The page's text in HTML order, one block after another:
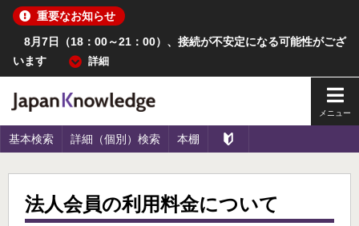
重要なお知らせ
8月7日（18：00～21：00）、接続が不安定になる可能性がござ
います
詳細
基本検索 詳細（個別）検索 本棚
法人会員の利用料金について